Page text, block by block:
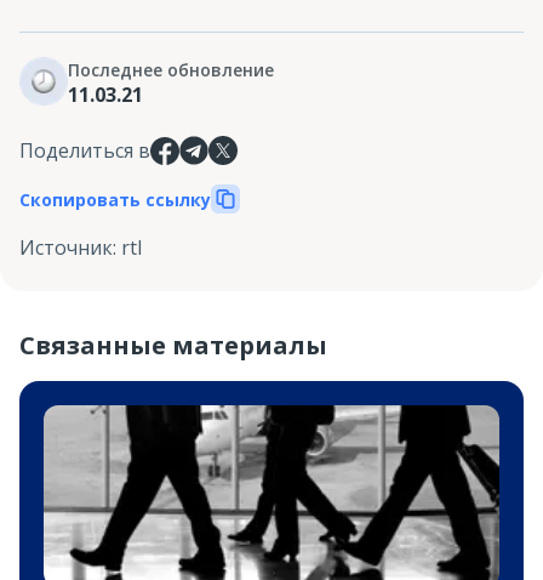
Последнее обновление
11.03.21
Поделиться в
Скопировать ссылку
Источник: rtl
Связанные материалы